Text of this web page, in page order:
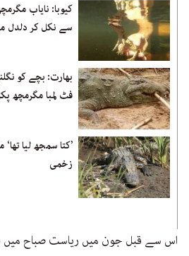
کیوبا: نایاب
سے نکل کر دلدل
فٹ لمبا مگرمچھ
’کتا سمجھ لیا
زخمی
اس سے قبل جون میں ریاست صباح میں